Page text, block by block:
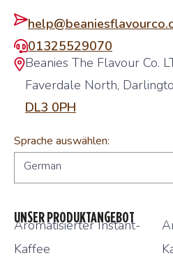
01325529070
Beanies The Flavour Co.
Faverdale North,
DL3 0PH
Sprache auswählen:
German
UNSER PRODUKTANGEBOT
Aromatisierter Instant-
Kaffee